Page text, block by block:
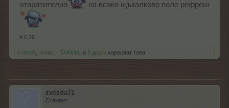
отвратително на всяко щъкалково поле рефреш
9.6.26
koteto9 .water. .TAINNA. и 3 други харесват това.
zvezda71
Стажант